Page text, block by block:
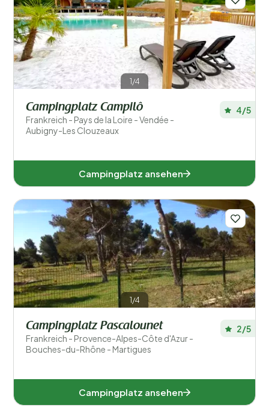
1/4
Campingplatz Campilô
Frankreich - Pays de la Loire - Vendée -
Aubigny-Les Clouzeaux
4/5
Campingplatz ansehen
1/4
Campingplatz Pascalounet
Frankreich - Provence-Alpes-Côte d'Azur -
Bouches-du-Rhône - Martigues
2/5
Campingplatz ansehen